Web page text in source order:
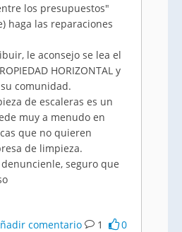
los presupuestos"
haga las reparaciones
le aconsejo se lea el
HORIZONTAL y
comunidad.
de escaleras es un
muy a menudo en
que no quieren
de limpieza.
seguro que
comentario 1 0